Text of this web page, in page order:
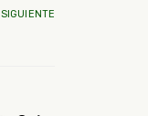
SIGUIENTE